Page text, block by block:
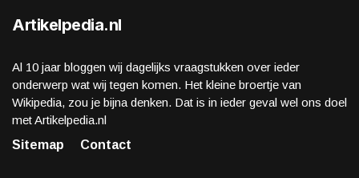
Artikelpedia.nl
Al 10 jaar bloggen wij dagelijks vraagstukken over ieder
onderwerp wat wij tegen komen. Het kleine broertje van
Wikipedia, zou je bijna denken. Dat is in ieder geval wel ons doel
met Artikelpedia.nl
Sitemap
Contact